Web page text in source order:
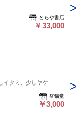
とらや書店
￥33,000
イタミ、少しヤケ
昼猫堂
￥3,000